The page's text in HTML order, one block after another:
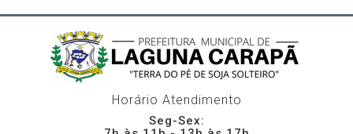
Horário Atendimento
Seg-Sex: